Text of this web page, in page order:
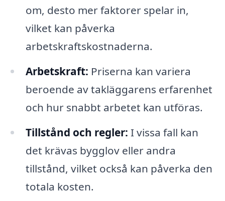
om, desto mer faktorer spelar in,
vilket kan påverka
arbetskraftskostnaderna.
Arbetskraft: Priserna kan variera
beroende av takläggarens erfarenhet
och hur snabbt arbetet kan utföras.
Tillstånd och regler: I vissa fall kan
det krävas bygglov eller andra
tillstånd, vilket också kan påverka den
totala kosten.